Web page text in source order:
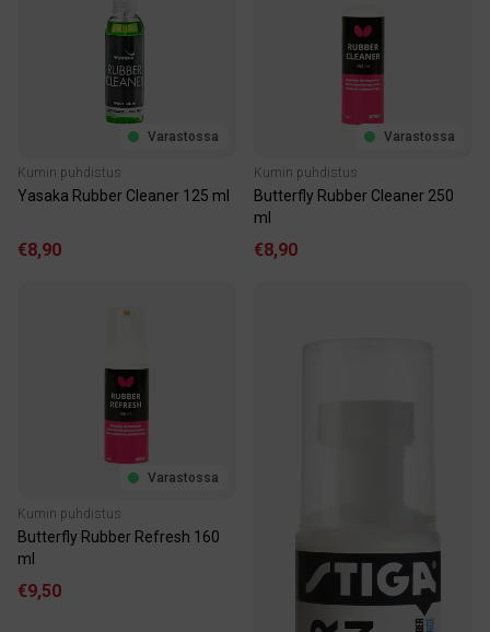
Varastossa
Kumin puhdistus
Yasaka Rubber Cleaner 125 ml
€8,90
Varastossa
Kumin puhdistus
Butterfly Rubber Cleaner 250
ml
€8,90
Varastossa
Kumin puhdistus
Butterfly Rubber Refresh 160
ml
€9,50